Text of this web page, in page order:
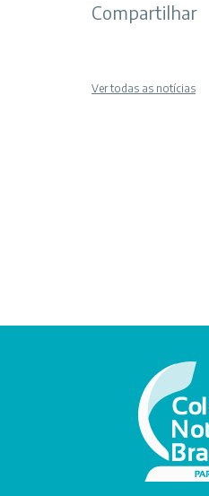
Compartilhar
Ver todas as notícias